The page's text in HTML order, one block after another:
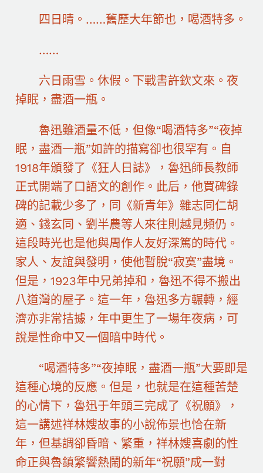
四日晴。……舊歷大年節也，喝酒特多。
……
六日雨雪。休假。下戰書許欽文來。夜
掉眠，盡酒一瓶。
魯迅雖酒量不低，但像“喝酒特多”“夜掉
眠，盡酒一瓶”如許的描寫卻也很罕有。自
1918年頒發了《狂人日誌》，魯迅師長教師
正式開端了口語文的創作。此后，他買碑錄
碑的記載少多了，同《新青年》雜志同仁胡
適、錢玄同、劉半農等人來往則越見頻仍。
這段時光也是他與周作人友好深篤的時代。
家人、友誼與發明，使他暫脫“寂寞”盡境。
但是，1923年中兄弟掉和，魯迅不得不搬出
八道灣的屋子。這一年，魯迅多方輾轉，經
濟亦非常拮據，年中更生了一場年夜病，可
說是性命中又一個暗中時代。
“喝酒特多”“夜掉眠，盡酒一瓶”大要即是
這種心境的反應。但是，也就是在這種苦楚
的心情下，魯迅于年頭三完成了《祝願》，
這一講述祥林嫂故事的小說佈景也恰在新
年，但基調卻昏暗、繁重，祥林嫂喜劇的性
命正與魯鎮繁響熱鬧的新年“祝願”成一對